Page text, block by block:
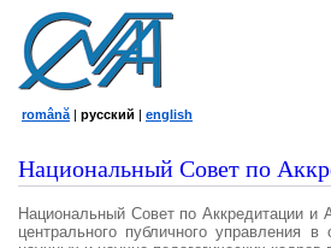
română | русский | english
Национальный Совет по
Национальный Совет по Аккредитации и
центрального публичного управления